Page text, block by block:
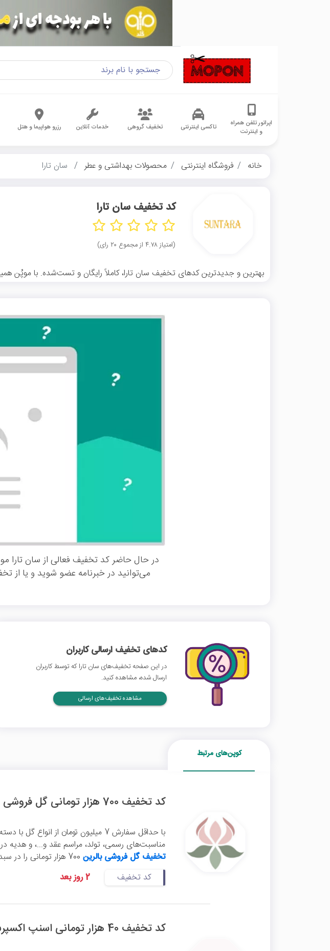
اپراتور تلفن همراه
و اینترنت
تاکسی اینترنتی تخفیف گروهی خدمات آنلاین رزرو هواپیما و هتل
خانه فروشگاه اینترنتی محصولات بهداشتی و عطر سان تارا
کد تخفیف سان تارا
(امتیاز ۴.۷۸ از مجموع ۲۰ رای)
بهترین و جدیدترین کدهای تخفیف سان تارا، کاملاً رایگان و تست‌شده. با موپُن
در حال حاضر کد تخفیف فعالی از سان تارا
می‌توانید در خبرنامه عضو شوید و یا از
کدهای تخفیف ارسالی کاربران
در این صفحه تخفیف‌های سان تارا که توسط کاربران
ارسال شده، مشاهده کنید.
مشاهده تخفیف‌های ارسالی
کوپن‌های مرتبط
کد تخفیف 700 هزار تومانی گل فروشی بالرین
با حداقل سفارش 7 میلیون تومان از انواع
مناسبت‌های رسمی، تولد، مراسم عقد و...، و هدیه
تخفیف گل فروشی بالرین700 هزار تومانی را در سبد خرید اعمال کنید. ...
کد تخفیف
2 روز بعد
کد تخفیف 40 هزار تومانی اسنپ اکسپرس